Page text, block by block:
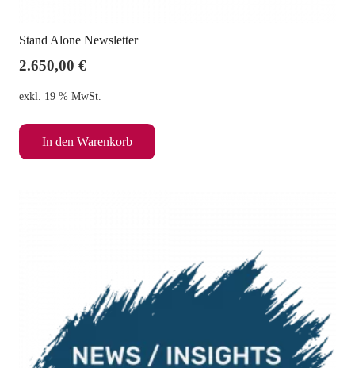
Stand Alone Newsletter
2.650,00 €
exkl. 19 % MwSt.
In den Warenkorb